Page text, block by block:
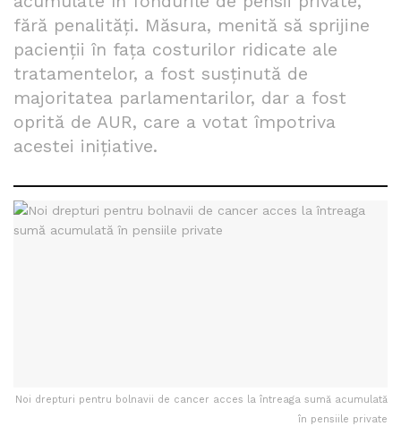
fără penalități. Măsura, menită să sprijine
pacienții în fața costurilor ridicate ale
tratamentelor, a fost susținută de
majoritatea parlamentarilor, dar a fost
oprită de AUR, care a votat împotriva
acestei inițiative.
Noi drepturi pentru bolnavii de cancer acces la întreaga sumă acumulată
în pensiile private